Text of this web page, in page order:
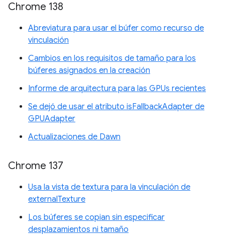
Chrome 138
Abreviatura para usar el búfer como recurso de
vinculación
Cambios en los requisitos de tamaño para los
búferes asignados en la creación
Informe de arquitectura para las GPUs recientes
Se dejó de usar el atributo isFallbackAdapter de
GPUAdapter
Actualizaciones de Dawn
Chrome 137
Usa la vista de textura para la vinculación de
externalTexture
Los búferes se copian sin especificar
desplazamientos ni tamaño